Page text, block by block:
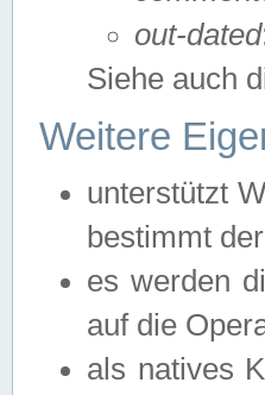
out-dated
Siehe auch
Weitere
unterstützt
bestimmt
es werden
auf die
als natives